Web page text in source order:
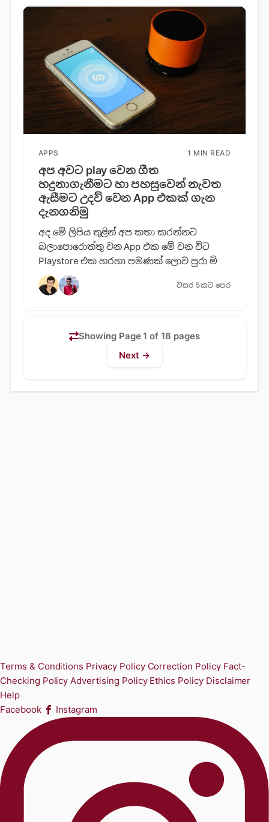
APPS 1 MIN READ
අප අවට play වෙන ගීත
හදුනාගැනීමට හා පහසුවෙන් නැවත
ඇසීමට උදව් වෙන App එකක් ගැන
දැනගනිමු
අද මේ ලිපිය තුළින් අප කතා කරන්නට
බලාපොරොත්තු වන App එක මේ වන විට
Playstore එක හරහා පමණක් ලොව පුරා මි
වසර 5කට පෙර
Showing Page 1 of 18 pages
Next →
Terms & Conditions Privacy Policy Correction Policy Fact-
Checking Policy Advertising Policy Ethics Policy Disclaimer
Help
Facebook
Instagram